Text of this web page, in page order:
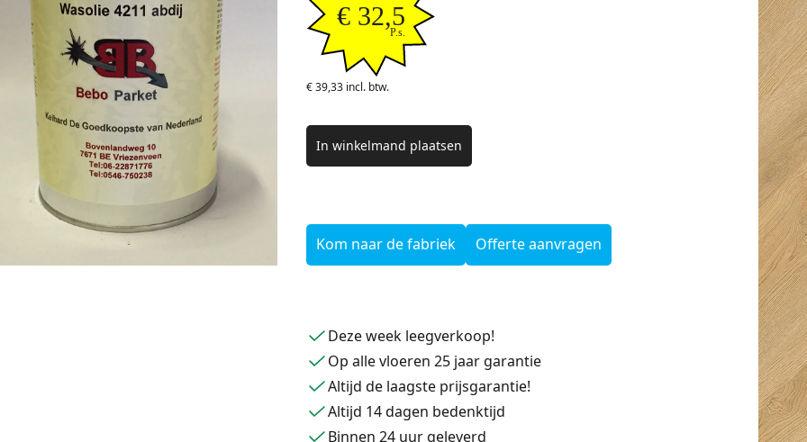
€ 32,5
P.s.
€ 39,33 incl. btw.
In winkelmand plaatsen
Kom naar de fabriek Offerte aanvragen
Deze week leegverkoop!
Op alle vloeren 25 jaar garantie
Altijd de laagste prijsgarantie!
Altijd 14 dagen bedenktijd
Binnen 24 uur geleverd